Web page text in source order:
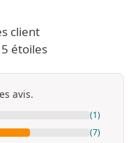
client
étoiles
avis.
(1)
(7)